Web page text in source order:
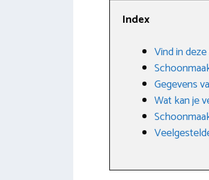
Index
Vind in
Gegevens
Wat kan je